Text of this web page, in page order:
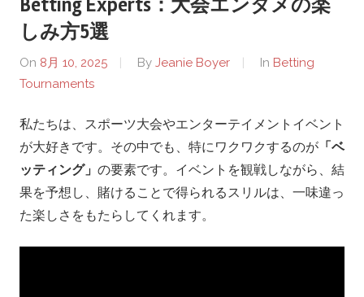
o
r
t
s
.
c
o
Betting Experts：大会エンタメの楽
しみ方5選
On 8月 10, 2025 By Jeanie Boyer In Betting
Tournaments
私たちは、スポーツ大会やエンターテイメントイベント
が大好きです。その中でも、特にワクワクするのが 「ベ
ッティング」 の要素です。イベントを観戦しながら、結
果を予想し、賭けることで得られるスリルは、一味違っ
た楽しさをもたらしてくれます。